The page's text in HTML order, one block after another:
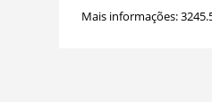
Mais informações: